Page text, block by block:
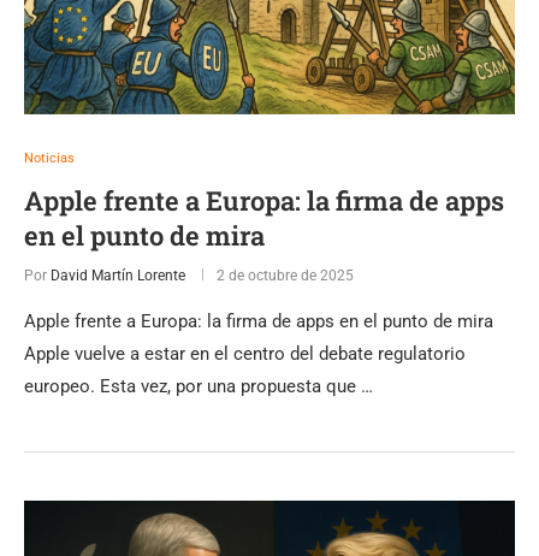
Noticias
Apple frente a Europa: la firma de apps
en el punto de mira
Por David Martín Lorente 2 de octubre de 2025
Apple frente a Europa: la firma de apps en el punto de mira
Apple vuelve a estar en el centro del debate regulatorio
europeo. Esta vez, por una propuesta que …